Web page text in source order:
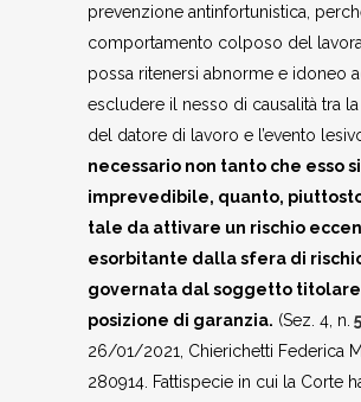
prevenzione antinfortunistica,
comportamento colposo del
possa ritenersi abnorme e idoneo
escludere il nesso di causalità tra
del datore di lavoro e l’evento
necessario non tanto che esso
imprevedibile, quanto,
tale da attivare un rischio
esorbitante dalla sfera di
governata dal soggetto
posizione di garanzia. (Sez. 4, n.
26/01/2021, Chierichetti Federica
280914. Fattispecie in cui la Corte